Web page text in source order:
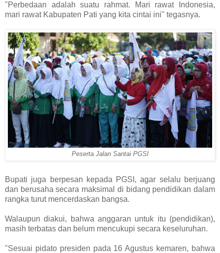
"Perbedaan adalah suatu rahmat. Mari rawat Indonesia,
mari rawat Kabupaten Pati yang kita cintai ini" tegasnya.
Peserta Jalan Santai PGSI
Bupati juga berpesan kepada PGSI, agar selalu berjuang
dan berusaha secara maksimal di bidang pendidikan dalam
rangka turut mencerdaskan bangsa.
Walaupun diakui, bahwa anggaran untuk itu (pendidikan),
masih terbatas dan belum mencukupi secara keseluruhan.
"Sesuai pidato presiden pada 16 Agustus kemaren, bahwa